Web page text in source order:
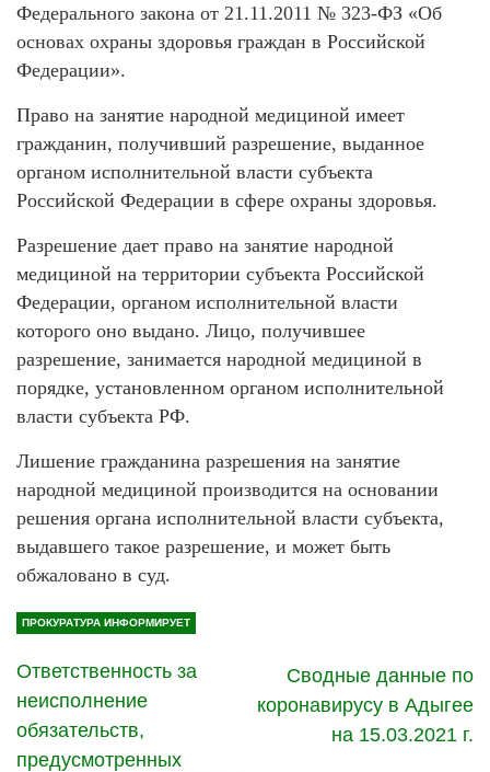
Федерального закона от 21.11.2011 № 323-ФЗ «Об
основах охраны здоровья граждан в Российской
Федерации».
Право на занятие народной медициной имеет
гражданин, получивший разрешение, выданное
органом исполнительной власти субъекта
Российской Федерации в сфере охраны здоровья.
Разрешение дает право на занятие народной
медициной на территории субъекта Российской
Федерации, органом исполнительной власти
которого оно выдано. Лицо, получившее
разрешение, занимается народной медициной в
порядке, установленном органом исполнительной
власти субъекта РФ.
Лишение гражданина разрешения на занятие
народной медициной производится на основании
решения органа исполнительной власти субъекта,
выдавшего такое разрешение, и может быть
обжаловано в суд.
ПРОКУРАТУРА ИНФОРМИРУЕТ
Ответственность за
неисполнение
обязательств,
предусмотренных
Сводные данные по
коронавирусу в Адыгее
на 15.03.2021 г.